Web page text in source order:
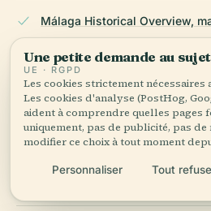
Málaga Historical Overview,
Hidden Gems and Unique
Málaga, exploredbymarta.com
Málaga Visitor Guide, visit-
Une petite demande au
UE · RGPD
Les cookies strictement nécessaires
Les cookies d'analyse (PostHog,
aident à comprendre quelles pages
uniquement, pas de publicité, pas de
modifier ce choix à tout moment
Personnaliser Tout